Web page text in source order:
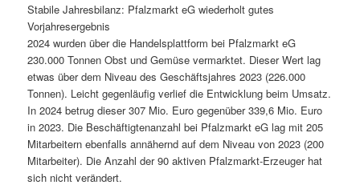
Stabile Jahresbilanz: Pfalzmarkt eG wiederholt gutes
Vorjahresergebnis
2024 wurden über die Handelsplattform bei Pfalzmarkt eG
230.000 Tonnen Obst und Gemüse vermarktet. Dieser Wert lag
etwas über dem Niveau des Geschäftsjahres 2023 (226.000
Tonnen). Leicht gegenläufig verlief die Entwicklung beim Umsatz.
In 2024 betrug dieser 307 Mio. Euro gegenüber 339,6 Mio. Euro
in 2023. Die Beschäftigtenanzahl bei Pfalzmarkt eG lag mit 205
Mitarbeitern ebenfalls annähernd auf dem Niveau von 2023 (200
Mitarbeiter). Die Anzahl der 90 aktiven Pfalzmarkt-Erzeuger hat
sich nicht verändert.